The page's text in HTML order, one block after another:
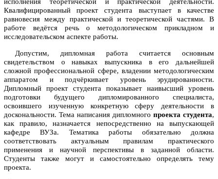
Квалифицированный проект студента выступает в качестве
равновесия между практической и теоретической частями. В
работе ведётся речь о методологическом прикладном и
исследовательском аспекте работы.
Допустим, дипломная работа считается основным
свидетельством о навыках выпускника в его дальнейшей
сложной профессиональной сфере, владении методологическим
аппаратом и подчёркивает уровень эрудированности.
Дипломный проект студента показывает наивысший уровень
подготовки будущего дипломированного специалиста,
освоившего изученную конкретную сферу деятельности в
доскональности. Тема написания дипломного проекта студента,
как правило, назначается непосредственно на выпускающей
кафедре ВУЗа. Тематика работы обязательно должна
соответствовать актуальным правилам практического
применения и научной перспективы в заданной области.
Студенты также могут и самостоятельно определять тему
проекта.